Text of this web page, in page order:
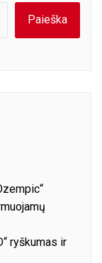
Paieška
ryškumas ir